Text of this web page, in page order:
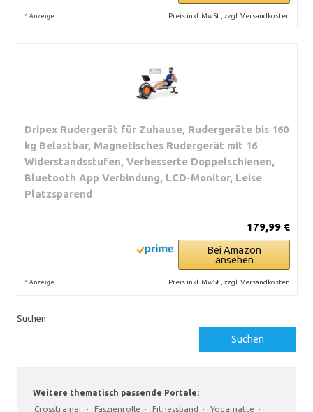
* Anzeige Preis inkl. MwSt., zzgl. Versandkosten
Dripex Rudergerät für Zuhause, Rudergeräte bis 160
kg Belastbar, Magnetisches Rudergerät mit 16
Widerstandsstufen, Verbesserte Doppelschienen,
Bluetooth App Verbindung, LCD-Monitor, Leise
Platzsparend
179,99 €
Bei Amazon
ansehen
* Anzeige Preis inkl. MwSt., zzgl. Versandkosten
Suchen
Suchen
Weitere thematisch passende Portale:
Crosstrainer · Faszienrolle · Fitnessband · Yogamatte ·